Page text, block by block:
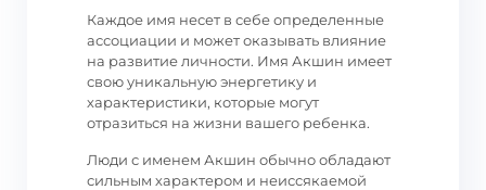
Каждое имя несет в себе определенные
ассоциации и может оказывать влияние
на развитие личности. Имя Акшин имеет
свою уникальную энергетику и
характеристики, которые могут
отразиться на жизни вашего ребенка.
Люди с именем Акшин обычно обладают
сильным характером и неиссякаемой